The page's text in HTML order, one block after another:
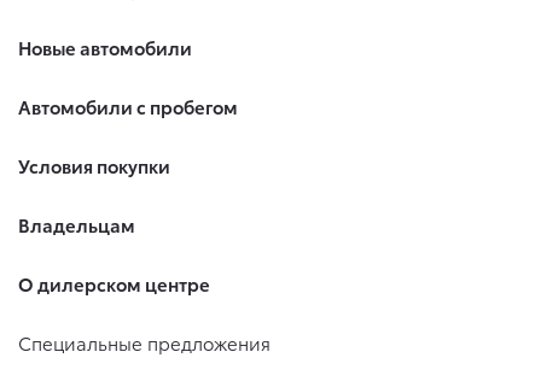
Новые автомобили
Автомобили с пробегом
Условия покупки
Владельцам
О дилерском центре
Специальные предложения